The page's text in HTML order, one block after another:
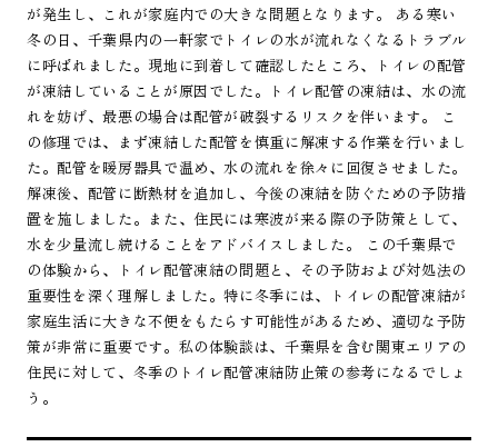
が発生し、これが家庭内での大きな問題となります。 ある寒い
冬の日、千葉県内の一軒家でトイレの水が流れなくなるトラブル
に呼ばれました。現地に到着して確認したところ、トイレの配管
が凍結していることが原因でした。トイレ配管の凍結は、水の流
れを妨げ、最悪の場合は配管が破裂するリスクを伴います。 こ
の修理では、まず凍結した配管を慎重に解凍する作業を行いまし
た。配管を暖房器具で温め、水の流れを徐々に回復させました。
解凍後、配管に断熱材を追加し、今後の凍結を防ぐための予防措
置を施しました。また、住民には寒波が来る際の予防策として、
水を少量流し続けることをアドバイスしました。 この千葉県で
の体験から、トイレ配管凍結の問題と、その予防および対処法の
重要性を深く理解しました。特に冬季には、トイレの配管凍結が
家庭生活に大きな不便をもたらす可能性があるため、適切な予防
策が非常に重要です。私の体験談は、千葉県を含む関東エリアの
住民に対して、冬季のトイレ配管凍結防止策の参考になるでしょ
う。